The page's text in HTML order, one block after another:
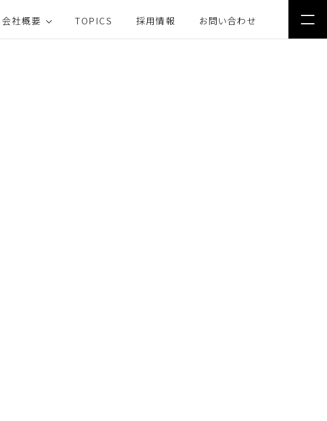
会社概要 TOPICS 採用情報 お問い合わせ